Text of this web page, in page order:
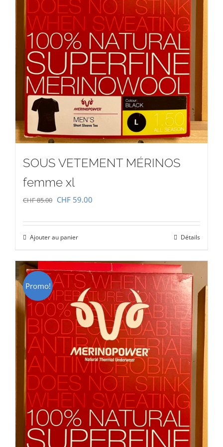
SOUS VETEMENT MÉRINOS
femme xl
CHF85.00 Le
était :
CHF 85.00.
CHF 59.00
CHF 59.00.
Ajouter au panier Détails
Promo!